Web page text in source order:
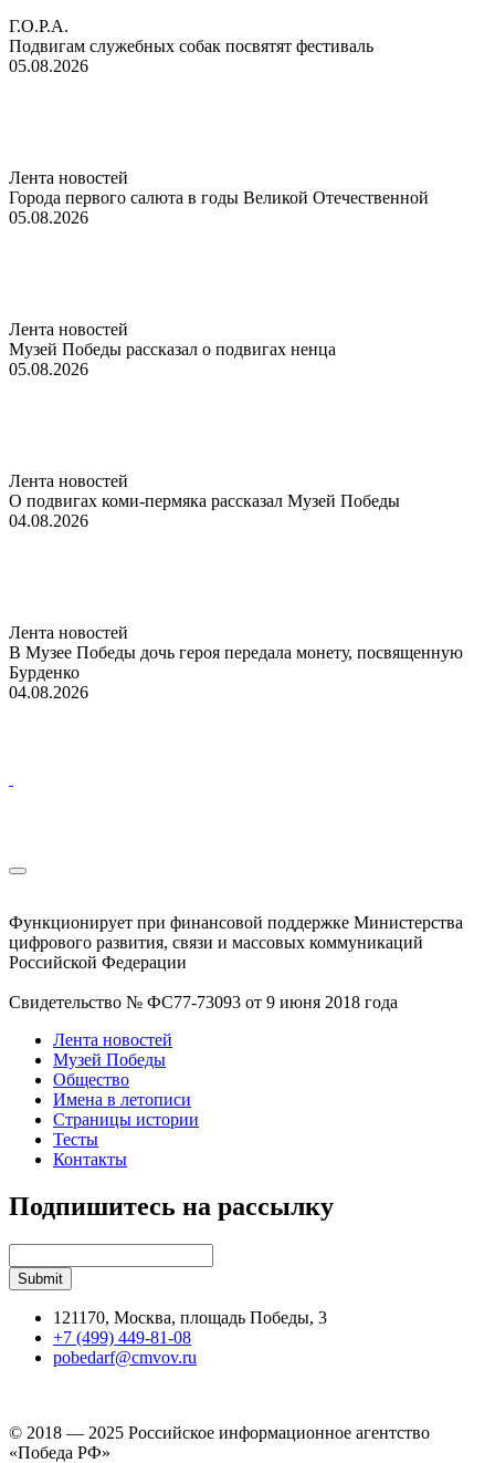
Г.О.Р.А.
Подвигам служебных собак посвятят фестиваль
05.08.2026
Лента новостей
Города первого салюта в годы Великой Отечественной
05.08.2026
Лента новостей
Музей Победы рассказал о подвигах ненца
05.08.2026
Лента новостей
О подвигах коми-пермяка рассказал Музей Победы
04.08.2026
Лента новостей
В Музее Победы дочь героя передала монету, посвященную
Бурденко
04.08.2026
Функционирует при финансовой поддержке Министерства
цифрового развития, связи и массовых коммуникаций
Российской Федерации
Свидетельство № ФС77-73093 от 9 июня 2018 года
Лента новостей
Музей Победы
Общество
Имена в летописи
Страницы истории
Тесты
Контакты
Подпишитесь на рассылку
121170, Москва, площадь Победы, 3
+7 (499) 449-81-08
pobedarf@cmvov.ru
© 2018 — 2025 Российское информационное агентство
«Победа РФ»